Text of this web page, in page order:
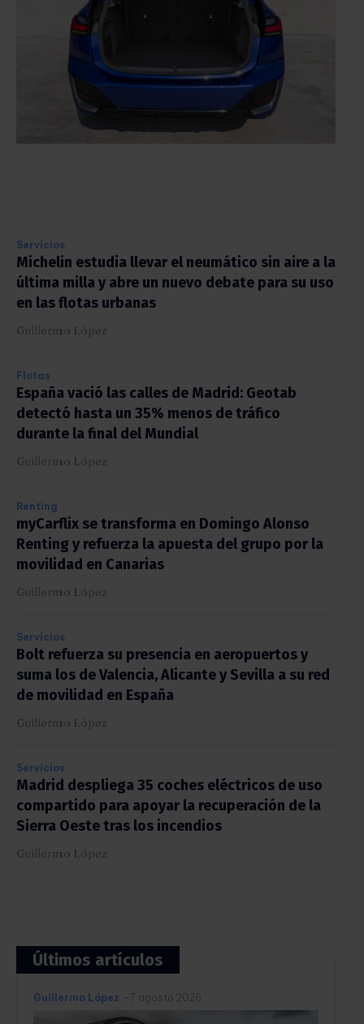
Servicios
Michelin estudia llevar el neumático sin aire a la
última milla y abre un nuevo debate para su uso
en las flotas urbanas
Guillermo López
Flotas
España vació las calles de Madrid: Geotab
detectó hasta un 35% menos de tráfico
durante la final del Mundial
Guillermo López
Renting
myCarflix se transforma en Domingo Alonso
Renting y refuerza la apuesta del grupo por la
movilidad en Canarias
Guillermo López
Servicios
Bolt refuerza su presencia en aeropuertos y
suma los de Valencia, Alicante y Sevilla a su red
de movilidad en España
Guillermo López
Servicios
Madrid despliega 35 coches eléctricos de uso
compartido para apoyar la recuperación de la
Sierra Oeste tras los incendios
Guillermo López
Últimos artículos
Guillermo López - 7 agosto 2026